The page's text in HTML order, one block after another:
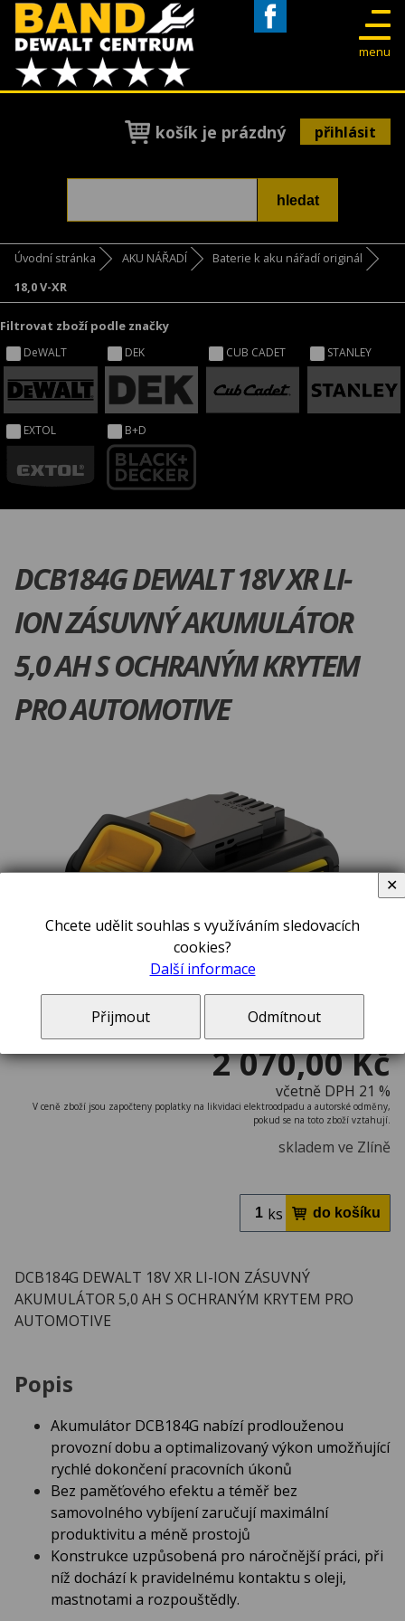
menu
košík je prázdný přihlásit
Úvodní stránka AKU NÁŘADÍ
Baterie k aku nářadí originál
18,0 V-XR
Filtrovat zboží podle značky
DeWALT DEK CUB CADET STANLEY
EXTOL B+D
DCB184G DEWALT 18V XR LI-
ION ZÁSUVNÝ AKUMULÁTOR
5,0 AH S OCHRANÝM KRYTEM
PRO AUTOMOTIVE
2 070,00 Kč
včetně DPH 21 %
V ceně zboží jsou započteny poplatky na likvidaci elektroodpadu a autorské odměny,
pokud se na toto zboží vztahují.
skladem ve Zlíně
ks
DCB184G DEWALT 18V XR LI-ION ZÁSUVNÝ
AKUMULÁTOR 5,0 AH S OCHRANÝM KRYTEM PRO
AUTOMOTIVE
Popis
Akumulátor DCB184G nabízí prodlouženou
provozní dobu a optimalizovaný výkon umožňující
rychlé dokončení pracovních úkonů
Bez paměťového efektu a téměř bez
samovolného vybíjení zaručují maximální
produktivitu a méně prostojů
Konstrukce uzpůsobená pro náročnější práci, při
níž dochází k pravidelnému kontaktu s oleji,
mastnotami a rozpouštědly.
Chcete udělit souhlas s využíváním sledovacích
cookies?
Další informace
Přijmout Odmítnout
✕